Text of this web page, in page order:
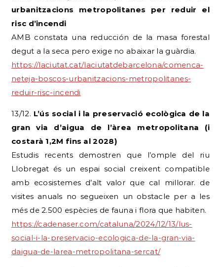
urbanitzacions metropolitanes per reduir el
risc d’incendi
AMB constata una reducción de la masa forestal
degut a la seca pero exige no abaixar la guàrdia.
https://laciutat.cat/laciutatdebarcelona/comenca-
neteja-boscos-urbanitzacions-metropolitanes-
reduir-risc-incendi
13/12. L’ús social i la preservació ecològica de la
gran via d’aigua de l’àrea metropolitana (i
costarà 1,2M fins al 2028)
Estudis recents demostren que l’omple del riu
Llobregat és un espai social creixent compatible
amb ecosistemes d’alt valor que cal millorar. de
visites anuals no segueixen un obstacle per a les
més de 2.500 espècies de fauna i flora que habiten.
https://cadenaser.com/cataluna/2024/12/13/lus-
social-i-la-preservacio-ecologica-de-la-gran-via-
daigua-de-larea-metropolitana-sercat/